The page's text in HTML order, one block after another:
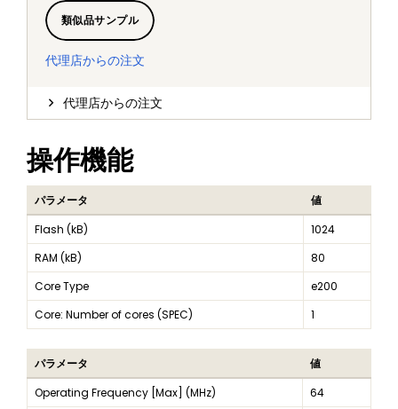
類似品サンプル
代理店からの注文
代理店からの注文
操作機能
パラメータ
値
Flash (kB)
1024
RAM (kB)
80
Core Type
e200
Core: Number of cores (SPEC)
1
パラメータ
値
Operating Frequency [Max] (MHz)
64